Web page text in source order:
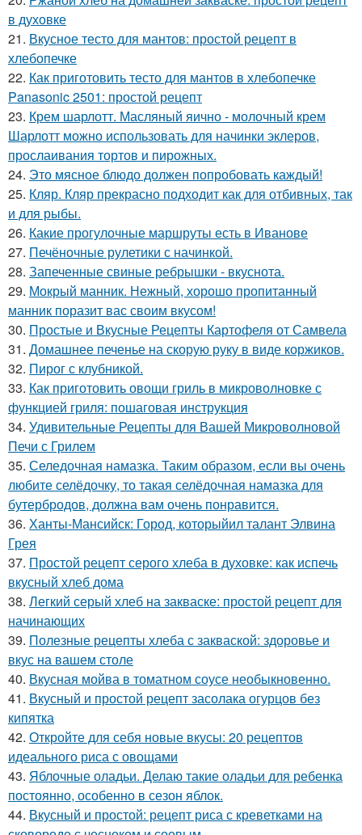
в духовке
21. Вкусное тесто для мантов: простой рецепт в
хлебопечке
22. Как приготовить тесто для мантов в хлебопечке
Panasonic 2501: простой рецепт
23. Крем шарлотт. Масляный яично - молочный крем
Шарлотт можно использовать для начинки эклеров,
прослаивания тортов и пирожных.
24. Это мясное блюдо должен попробовать каждый!
25. Кляр. Кляр прекрасно подходит как для отбивных, так
и для рыбы.
26. Какие прогулочные маршруты есть в Иванове
27. Печёночные рулетики с начинкой.
28. Запеченные свиные ребрышки - вкуснота.
29. Мокрый манник. Нежный, хорошо пропитанный
манник поразит вас своим вкусом!
30. Простые и Вкусные Рецепты Картофеля от Самвела
31. Домашнее печенье на скорую руку в виде коржиков.
32. Пирог с клубникой.
33. Как приготовить овощи гриль в микроволновке с
функцией гриля: пошаговая инструкция
34. Удивительные Рецепты для Вашей Микроволновой
Печи с Грилем
35. Селедочная намазка. Таким образом, если вы очень
любите селёдочку, то такая селёдочная намазка для
бутербродов, должна вам очень понравится.
36. Ханты-Мансийск: Город, которыйил талант Элвина
Грея
37. Простой рецепт серого хлеба в духовке: как испечь
вкусный хлеб дома
38. Легкий серый хлеб на закваске: простой рецепт для
начинающих
39. Полезные рецепты хлеба с закваской: здоровье и
вкус на вашем столе
40. Вкусная мойва в томатном соусе необыкновенно.
41. Вкусный и простой рецепт засолака огурцов без
кипятка
42. Откройте для себя новые вкусы: 20 рецептов
идеального риса с овощами
43. Яблочные оладьи. Делаю такие оладьи для ребенка
постоянно, особенно в сезон яблок.
44. Вкусный и простой: рецепт риса с креветками на